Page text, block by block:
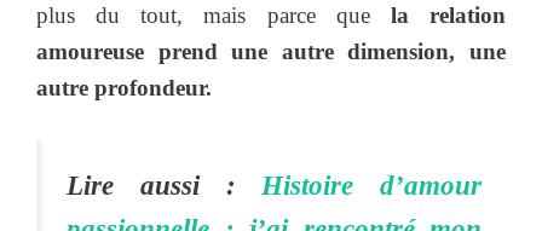
plus du tout, mais parce que la relation
amoureuse prend une autre dimension, une
autre profondeur.
Lire aussi :Histoire d’amour